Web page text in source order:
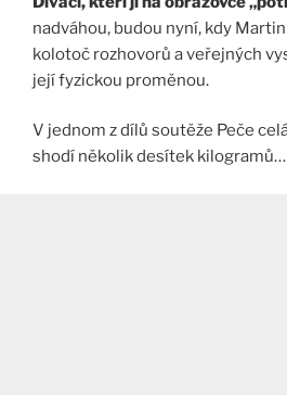
nadváhou, budou nyní, kdy
kolotoč rozhovorů a veřejných
její fyzickou proměnou.
V jednom z dílů soutěže Peče
shodí několik desítek kilogramů…